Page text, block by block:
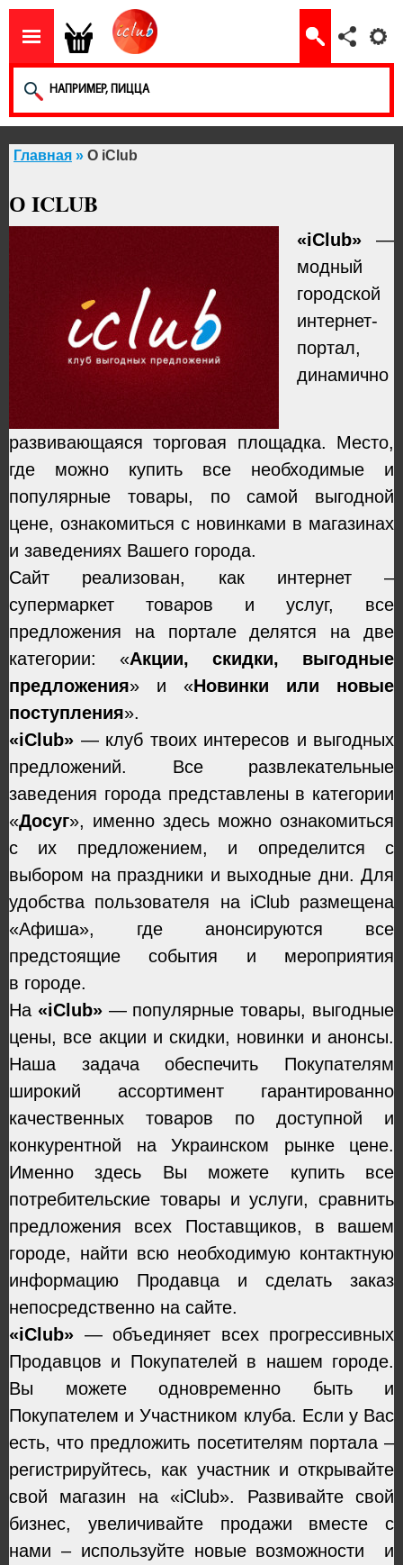
Главная » О iClub
О ICLUB
«iClub» —
модный
городской
интернет-
портал,
динамично
развивающаяся торговая площадка. Место,
где можно купить все необходимые и
популярные товары, по самой выгодной
цене, ознакомиться с новинками в магазинах
и заведениях Вашего города.
Сайт реализован, как интернет –
супермаркет товаров и услуг, все
предложения на портале делятся на две
категории: «Акции, скидки, выгодные
предложения» и «Новинки или новые
поступления».
«iClub» — клуб твоих интересов и выгодных
предложений. Все развлекательные
заведения города представлены в категории
«Досуг», именно здесь можно ознакомиться
с их предложением, и определится с
выбором на праздники и выходные дни. Для
удобства пользователя на iClub размещена
«Афиша», где анонсируются все
предстоящие события и мероприятия
в городе.
На «iClub»— популярные товары, выгодные
цены, все акции и скидки, новинки и анонсы.
Наша задача обеспечить Покупателям
широкий ассортимент гарантированно
качественных товаров по доступной и
конкурентной на Украинском рынке цене.
Именно здесь Вы можете купить все
потребительские товары и услуги, сравнить
предложения всех Поставщиков, в вашем
городе, найти всю необходимую контактную
информацию Продавца и сделать заказ
непосредственно на сайте.
«iClub» — объединяет всех прогрессивных
Продавцов и Покупателей в нашем городе.
Вы можете одновременно быть и
Покупателем и Участником клуба. Если у Вас
есть, что предложить посетителям портала –
регистрируйтесь, как участник и открывайте
свой магазин на «iClub». Развивайте свой
бизнес, увеличивайте продажи вместе с
нами – используйте новые возможности и